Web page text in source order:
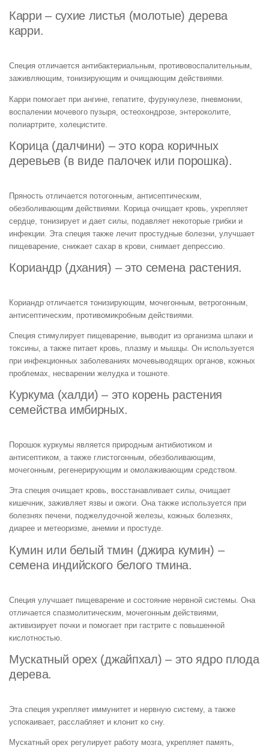
Карри – сухие листья (молотые) дерева
карри.
Специя отличается антибактериальным, противовоспалительным,
заживляющим, тонизирующим и очищающим действиями.
Карри помогает при ангине, гепатите, фурункулезе, пневмонии,
воспалении мочевого пузыря, остеохондрозе, энтероколите,
полиартрите, холецистите.
Корица (далчини) – это кора коричных
деревьев (в виде палочек или порошка).
Пряность отличается потогонным, антисептическим,
обезболивающим действиями. Корица очищает кровь, укрепляет
сердце, тонизирует и дает силы, подавляет некоторые грибки и
инфекции. Эта специя также лечит простудные болезни, улучшает
пищеварение, снижает сахар в крови, снимает депрессию.
Кориандр (дхания) – это семена растения.
Кориандр отличается тонизирующим, мочегонным, ветрогонным,
антисептическим, противомикробным действиями.
Специя стимулирует пищеварение, выводит из организма шлаки и
токсины, а также питает кровь, плазму и мышцы. Он используется
при инфекционных заболеваниях мочевыводящих органов, кожных
проблемах, несварении желудка и тошноте.
Куркума (халди) – это корень растения
семейства имбирных.
Порошок куркумы является природным антибиотиком и
антисептиком, а также глистогонным, обезболивающим,
мочегонным, регенерирующим и омолаживающим средством.
Эта специя очищает кровь, восстанавливает силы, очищает
кишечник, заживляет язвы и ожоги. Она также используется при
болезнях печени, поджелудочной железы, кожных болезнях,
диарее и метеоризме, анемии и простуде.
Кумин или белый тмин (джира кумин) –
семена индийского белого тмина.
Специя улучшает пищеварение и состояние нервной системы. Она
отличается спазмолитическим, мочегонным действиями,
активизирует почки и помогает при гастрите с повышенной
кислотностью.
Мускатный орех (джайпхал) – это ядро плода
дерева.
Эта специя укрепляет иммунитет и нервную систему, а также
успокаивает, расслабляет и клонит ко сну.
Мускатный орех регулирует работу мозга, укрепляет память,